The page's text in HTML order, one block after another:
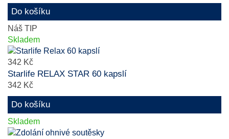
Do košíku
Náš TIP
Skladem
342 Kč
Starlife RELAX STAR 60 kapslí
342 Kč
Do košíku
Skladem